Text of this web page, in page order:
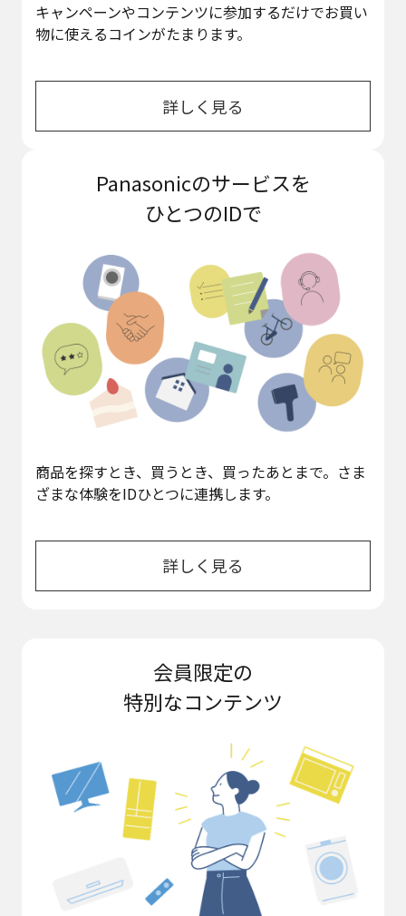
キャンペーンやコンテンツに参加するだけでお買い
物に使えるコインがたまります。
詳しく見る
Panasonicのサービスを
ひとつのIDで
商品を探すとき、買うとき、買ったあとまで。さま
ざまな体験をIDひとつに連携します。
詳しく見る
会員限定の
特別なコンテンツ